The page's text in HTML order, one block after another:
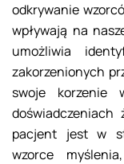
odkrywanie
wpływają na
umożliwia
zakorzenionych
swoje korzenie
pacjent jest w
wzorce